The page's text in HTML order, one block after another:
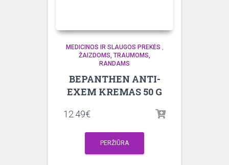
MEDICINOS IR SLAUGOS PREKĖS ,
ŽAIZDOMS, TRAUMOMS,
RANDAMS
BEPANTHEN ANTI-
EXEM KREMAS 50 G
12.49€
PERŽIŪRA